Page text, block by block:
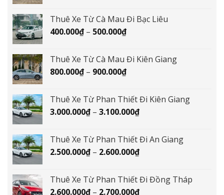
1.700.000₫
Thuê Xe Từ Cà Mau Đi Bạc Liêu
400.000₫ – 500.000₫Khoảng
400.000₫
đến
Thuê Xe Từ Cà Mau Đi Kiên Giang
800.000₫ – 900.000₫Khoảng
800.000₫
đến
Thuê Xe Từ Phan Thiết Đi Kiên Giang
3.000.000₫ – 3.100.000₫Khoảng
3.000.000₫
đến
Thuê Xe Từ Phan Thiết Đi An Giang
2.500.000₫ – 2.600.000₫Khoảng
2.500.000₫
Thuê Xe Từ Phan Thiết Đi Đồng Tháp
2.600.000₫ – 2.700.000₫Khoảng